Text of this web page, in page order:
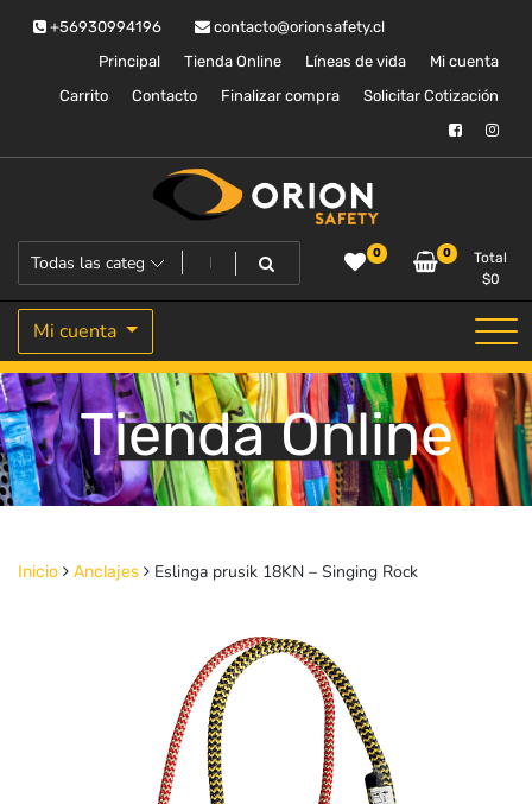
+56930994196
contacto@orionsafety.cl
Principal
Tienda Online Líneas de vida
Mi cuenta
Carrito
Contacto Finalizar compra Solicitar Cotización
Orion Safety
Equipos de proteccion personal 0 0
Total
$0
Mi cuenta
Tienda Online
Inicio Anclajes Eslinga prusik 18KN – Singing Rock